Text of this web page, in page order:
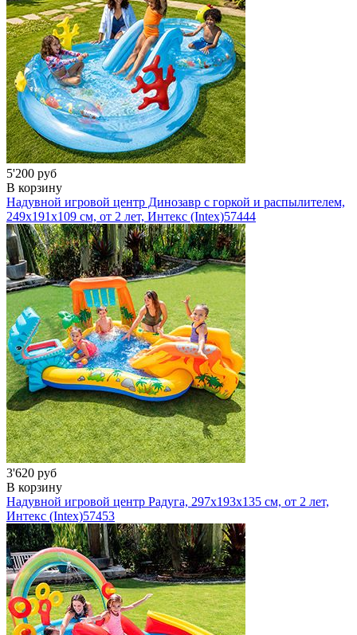
5'200 руб
В корзину
Надувной игровой центр Динозавр с горкой и распылителем,
249х191х109 см, от 2 лет, Интекс (Intex)57444
3'620 руб
В корзину
Надувной игровой центр Радуга, 297х193х135 см, от 2 лет,
Интекс (Intex)57453